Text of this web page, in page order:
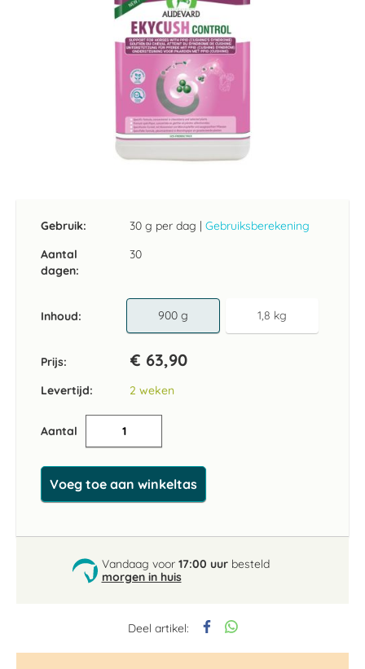
Deel artikel:
Gebruik: 30 g per dag | Gebruiksberekening
Aantal
dagen:
30
Inhoud 900 g 1,8 kg
Prijs: € 63,90
Levertijd: 2 weken
Aantal
Voeg toe aan winkeltas
Vandaag voor 17:00 uurbesteld
morgen in huis
begin
afbeeldingen-